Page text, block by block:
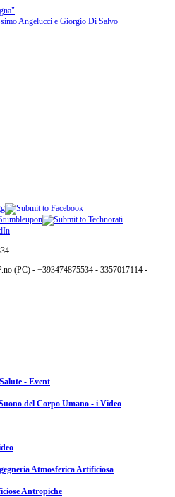
Angelucci e Giorgio Di Salvo
(PC) - +393474875534 - 3357017114 -
- Event
del Corpo Umano - i Video
Atmosferica Artificiosa
Antropiche